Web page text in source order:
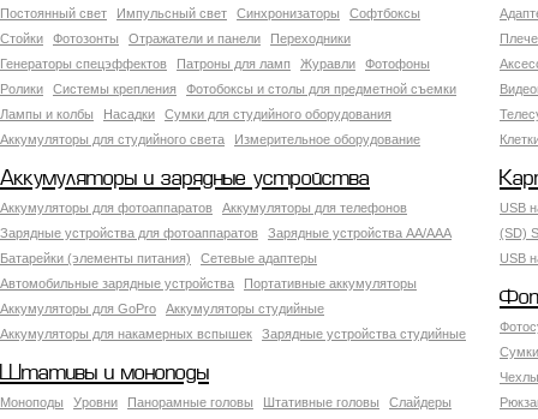
Постоянный свет Импульсный свет Синхронизаторы
Софтбоксы
Стойки
Фотозонты Отражатели и панели
Переходники
Генераторы спецэффектов
Патроны для ламп Журавли
Фотофоны
Ролики
Системы крепления
Фотобоксы и столы для предметной съемки
Лампы и колбы
Насадки
Сумки для студийного оборудования
Аккумуляторы для студийного света
Измерительное оборудование
Аккумуляторы и зарядные устройства
Аккумуляторы для фотоаппаратов
Аккумуляторы для телефонов
Зарядные устройства для фотоаппаратов
Зарядные устройства AA/AAA
Батарейки (элементы питания)
Сетевые адаптеры
Автомобильные зарядные устройства
Портативные аккумуляторы
Аккумуляторы для GoPro
Аккумуляторы студийные
Аккумуляторы для накамерных вспышек
Зарядные устройства студийные
USB
(SD)
USB
Штативы и моноподы
Моноподы Уровни Панорамные головы Штативные головы
Слайдеры